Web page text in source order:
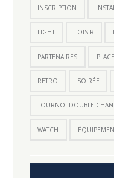
INSCRIPTION
LIGHT LOISIR
PARTENAIRES PLACE
RETRO SOIRÉE
TOURNOI DOUBLE
WATCH